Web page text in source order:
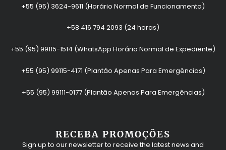
+55 (95) 3624-9611 (Horário Normal de Funcionamento)
+58 416 794 2093 (24 horas)
+55 (95) 99115-1514 (WhatsApp Horário Normal de Expediente)
+55 (95) 99115-4171 (Plantão Apenas Para Emergências)
+55 (95) 99111-0177 (Plantão Apenas Para Emergências)
RECEBA PROMOÇÕES
Sign up to our newsletter to receive the latest news and